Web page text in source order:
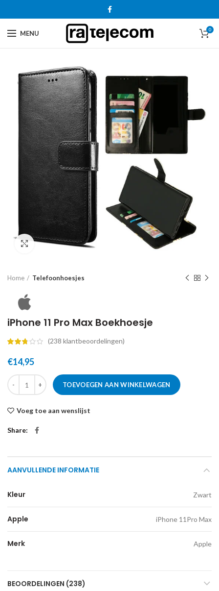
MENU 0
Click to enlarge
Home Telefoonhoesjes
iPhone 11 Pro Max Boekhoesje
(238 klantbeoordelingen)
€14,95
TOEVOEGEN AAN WINKELWAGEN
Voeg toe aan wenslijst
Share
AANVULLENDE INFORMATIE
Kleur Zwart
Apple iPhone 11Pro Max
Merk Apple
BEOORDELINGEN (238)